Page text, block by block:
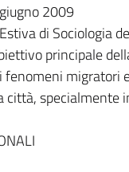
2009
di Sociologia
principale
migratori
città, specialmente